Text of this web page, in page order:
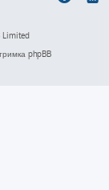
Limited
phpBB